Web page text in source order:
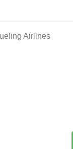
Airlines